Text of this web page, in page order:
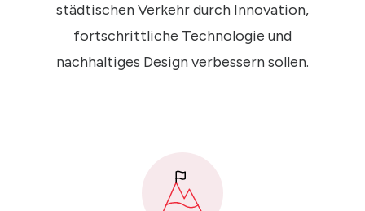
städtischen Verkehr durch Innovation,
fortschrittliche Technologie und
nachhaltiges Design verbessern sollen.